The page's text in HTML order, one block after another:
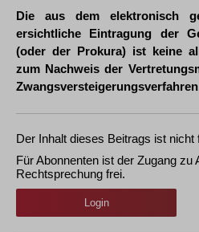
Die aus dem elektronisch
ersichtliche Eintragung der
(oder der Prokura) ist keine
zum Nachweis der
Der Inhalt dieses Beitrags ist nicht
Für Abonnenten ist der Zugang zu
Rechtsprechung frei.
Login